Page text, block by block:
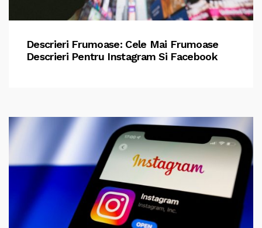
Descrieri Frumoase: Cele Mai Frumoase
Descrieri Pentru Instagram Si Facebook